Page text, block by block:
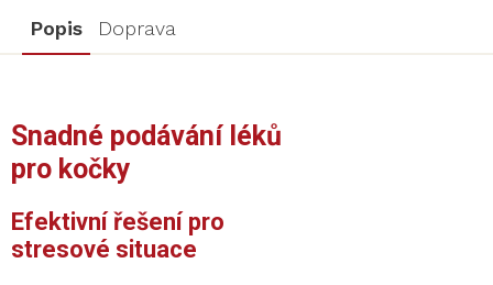
Popis Doprava
Snadné podávání léků
pro kočky
Efektivní řešení pro
stresové situace